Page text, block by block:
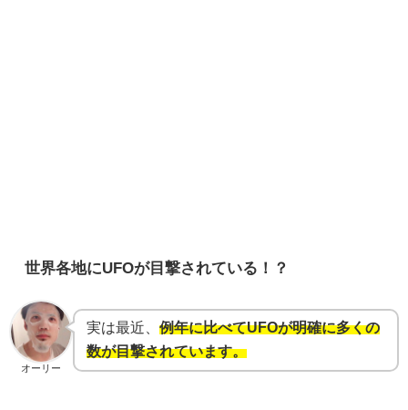
世界各地にUFOが目撃されている！？
オーリー
実は最近、 例年に比べてUFOが明確に多くの
数が目撃されています。